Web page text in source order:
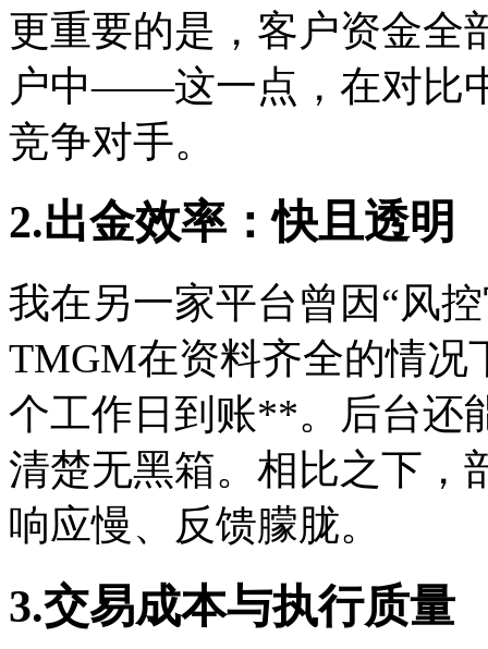
更重要的是，客户资金全
户中——这一点，在对比
竞争对手。
2.出金效率：快且透明
我在另一家平台曾因“风
TMGM在资料齐全的情况
个工作日到账**。后台还
清楚无黑箱。相比之下，
响应慢、反馈朦胧。
3.交易成本与执行质量